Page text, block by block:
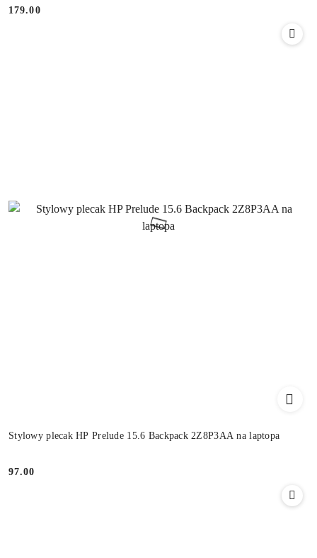
Cena:
179.00
Stylowy plecak HP Prelude 15.6 Backpack 2Z8P3AA na laptopa
Cena:
97.00